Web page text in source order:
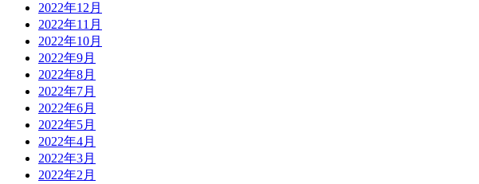
2022年12月
2022年11月
2022年10月
2022年9月
2022年8月
2022年7月
2022年6月
2022年5月
2022年4月
2022年3月
2022年2月